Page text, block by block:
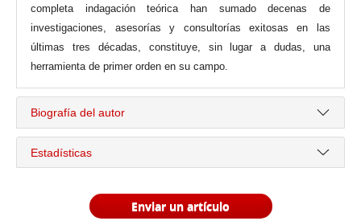
completa indagación teórica han sumado decenas de
investigaciones, asesorías y consultorías exitosas en las
últimas tres décadas, constituye, sin lugar a dudas, una
herramienta de primer orden en su campo.
Biografía del autor
Estadísticas
Enviar un artículo